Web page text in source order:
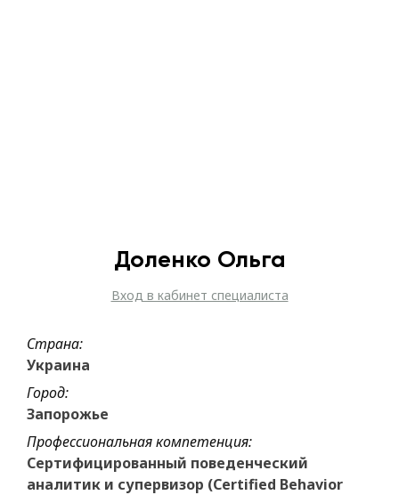
Доленко Ольга
Вход в кабинет специалиста
Страна:
Украина
Город:
Запорожье
Профессиональная компетенция:
Сертифицированный поведенческий
аналитик и супервизор (Certified Behavior